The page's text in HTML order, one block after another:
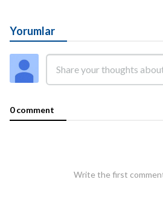
Yorumlar
0 comment
Write the first